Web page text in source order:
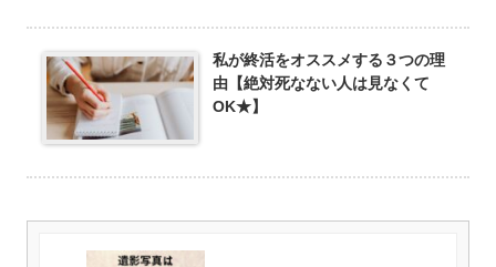
私が終活をオススメする３つの理
由【絶対死なない人は見なくて
OK★】